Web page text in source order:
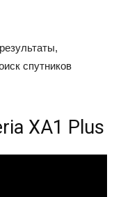
спутников
XA1 Plus